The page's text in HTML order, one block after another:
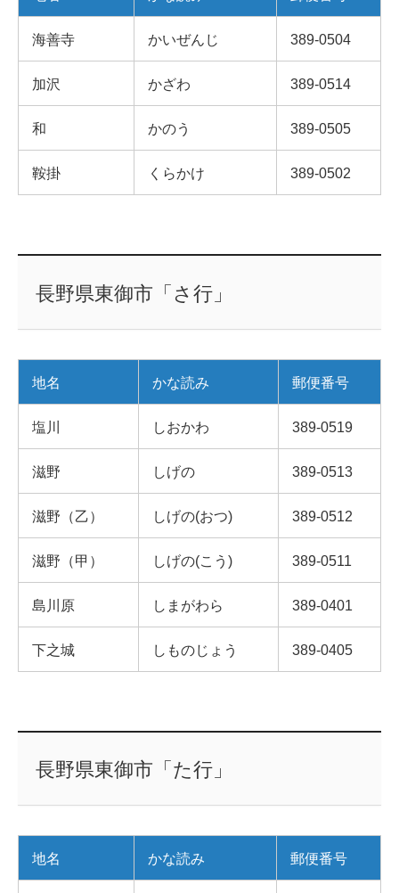
海善寺 かいぜんじ 389-0504
加沢 かざわ 389-0514
和 かのう 389-0505
鞍掛 くらかけ 389-0502
長野県東御市「さ行」
地名 かな読み 郵便番号
塩川 しおかわ 389-0519
滋野 しげの 389-0513
滋野（乙） しげの(おつ) 389-0512
滋野（甲） しげの(こう) 389-0511
島川原 しまがわら 389-0401
下之城 しものじょう 389-0405
長野県東御市「た行」
地名 かな読み 郵便番号